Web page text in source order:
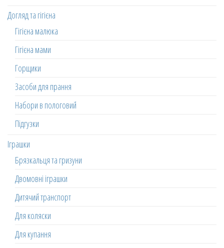
Догляд та гігієна
Гігієна малюка
Гігієна мами
Горщики
Засоби для прання
Набори в пологовий
Підгузки
Іграшки
Брязкальця та гризуни
Двомовні іграшки
Дитячий транспорт
Для коляски
Для купання